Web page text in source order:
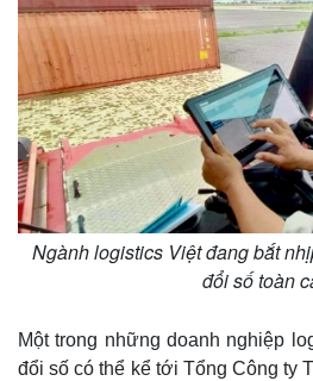
Ngành logistics Việt đang bắt
đổi số toàn
Một trong những doanh nghiệp
đổi số có thể kể tới Tổng Công ty